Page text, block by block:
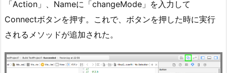
「Action」、Nameに「changeMode」を入力して
Connectボタンを押す。これで、ボタンを押した時に実行
されるメソッドが追加された。